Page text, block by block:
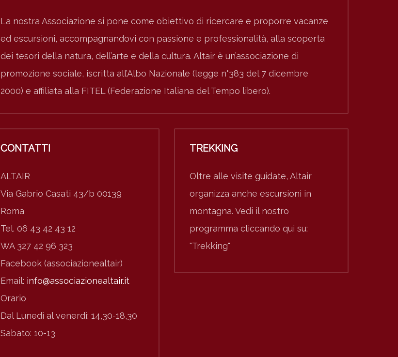
La nostra Associazione si pone come obiettivo di ricercare e proporre vacanze
ed escursioni, accompagnandovi con passione e professionalità, alla scoperta
dei tesori della natura, dell’arte e della cultura. Altair è un’associazione di
promozione sociale, iscritta all’Albo Nazionale (legge n°383 del 7 dicembre
2000) e affiliata alla FITEL (Federazione Italiana del Tempo libero).
CONTATTI
ALTAIR
Via Gabrio Casati 43/b 00139
Roma
Tel. 06 43 42 43 12
WA 327 42 96 323
Facebook (associazionealtair)
Email: info@associazionealtair.it
Orario
Dal Lunedì al venerdì: 14,30-18,30
Sabato: 10-13
TREKKING
Oltre alle visite guidate, Altair
organizza anche escursioni in
montagna. Vedi il nostro
programma cliccando qui su:
"Trekking"